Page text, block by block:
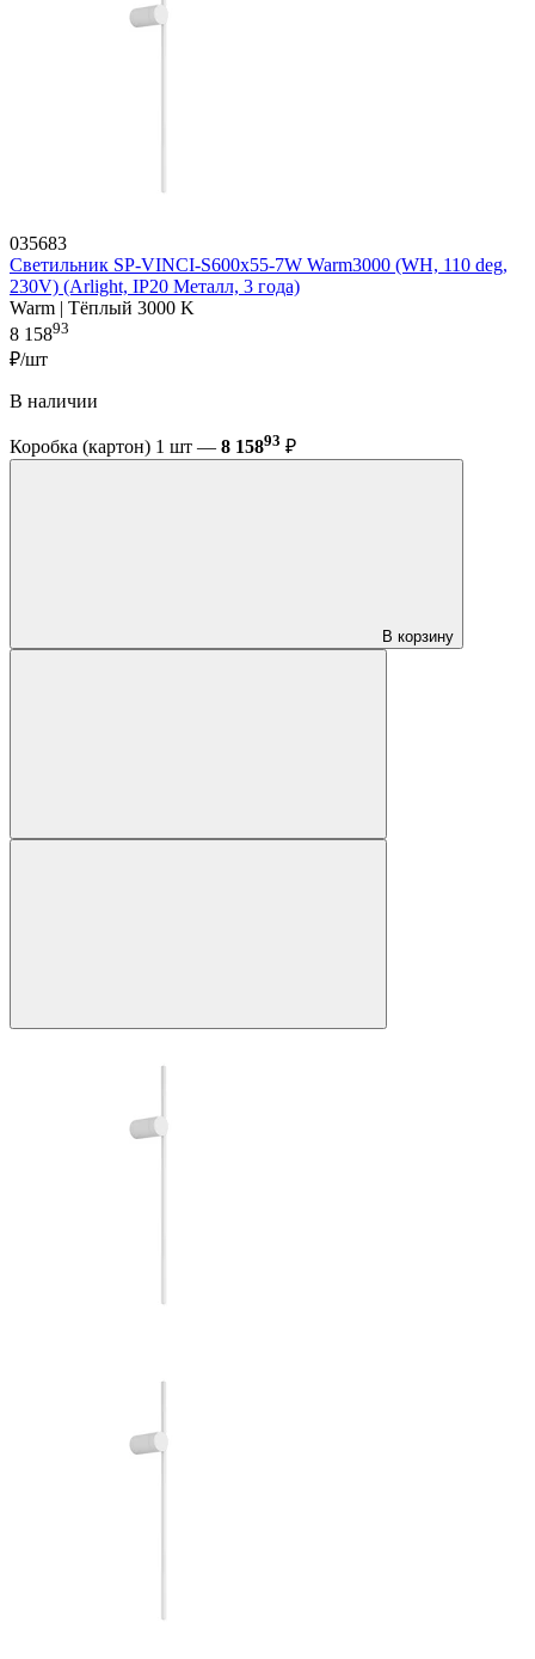
035683
Светильник SP-VINCI-S600x55-7W Warm3000 (WH, 110 deg,
230V) (Arlight, IP20 Металл, 3 года)
Warm | Тёплый 3000 K
8 15893
₽/шт
В наличии
Коробка (картон) 1 шт — 8 15893 ₽
В корзину